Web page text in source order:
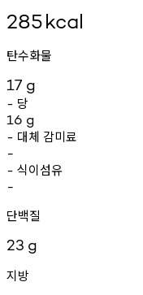
285kcal
탄수화물
17 g
- 당
16 g
- 대체 감미료
-
- 식이섬유
-
단백질
23 g
지방